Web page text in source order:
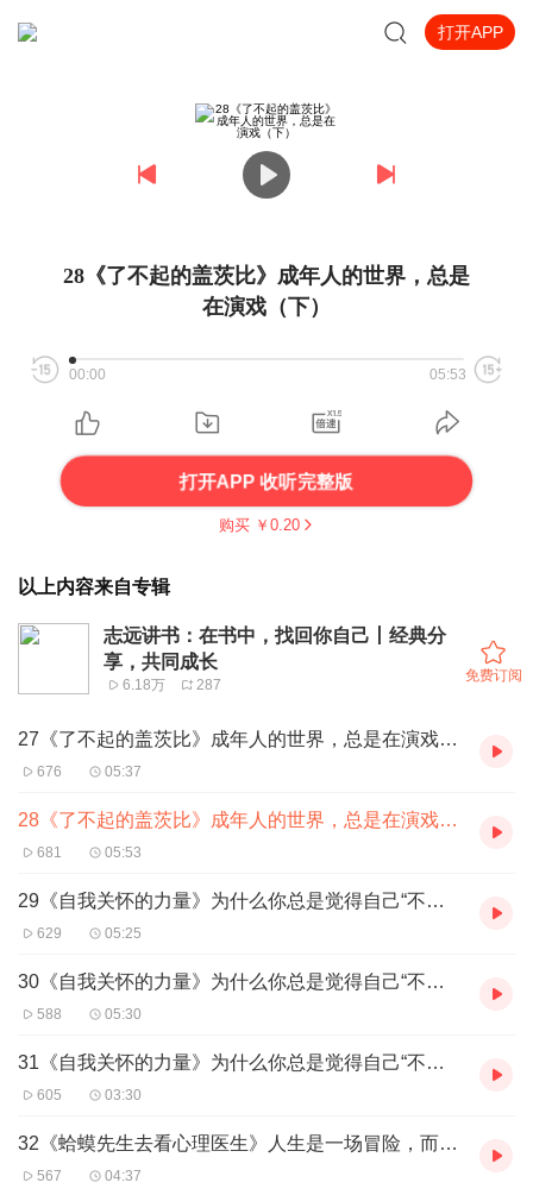
打开APP
28《了不起的盖茨比》成年人的世界，总是
在演戏（下）
00:00 05:53
打开APP 收听完整版
购买 ￥ 0.20
以上内容来自专辑
志远讲书：在书中，找回你自己丨经典分
享，共同成长
6.18万 287
免费订阅
27《了不起的盖茨比》成年人的世界，总是在演戏（中）
676 05:37
28《了不起的盖茨比》成年人的世界，总是在演戏（下）
681 05:53
29《自我关怀的力量》为什么你总是觉得自己“不够好”？（上）
629 05:25
30《自我关怀的力量》为什么你总是觉得自己“不够好”？（中）
588 05:30
31《自我关怀的力量》为什么你总是觉得自己“不够好”？（下）
605 03:30
32《蛤蟆先生去看心理医生》人生是一场冒险，而不是一场审判（上）
567 04:37